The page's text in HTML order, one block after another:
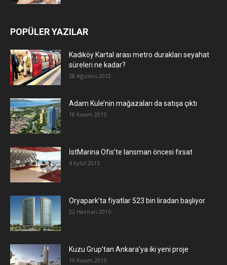
POPÜLER YAZILAR
Kadıköy Kartal arası metro durakları seyahat
süreleri ne kadar?
28 Ağustos 2012
Adam Kule’nin mağazaları da satışa çıktı
18 Kasım 2015
İstMarina Ofis’te lansman öncesi fırsat
4 Eylül 2015
Oryapark’ta fiyatlar 523 bin liradan başlıyor
22 Haziran 2015
​Kuzu Grup’tan Ankara’ya iki yeni proje
19 Kasım 2015